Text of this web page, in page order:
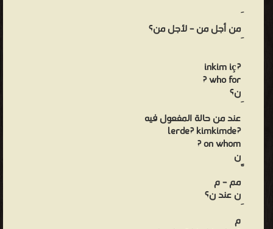
من أجل من – لأجل من؟
?inkim iç
who for ?
ن؟
عند من حالة المفعول فيه
?lerde? kimkimde
on whom ?
ن
مم – م
ن عند ن؟
م